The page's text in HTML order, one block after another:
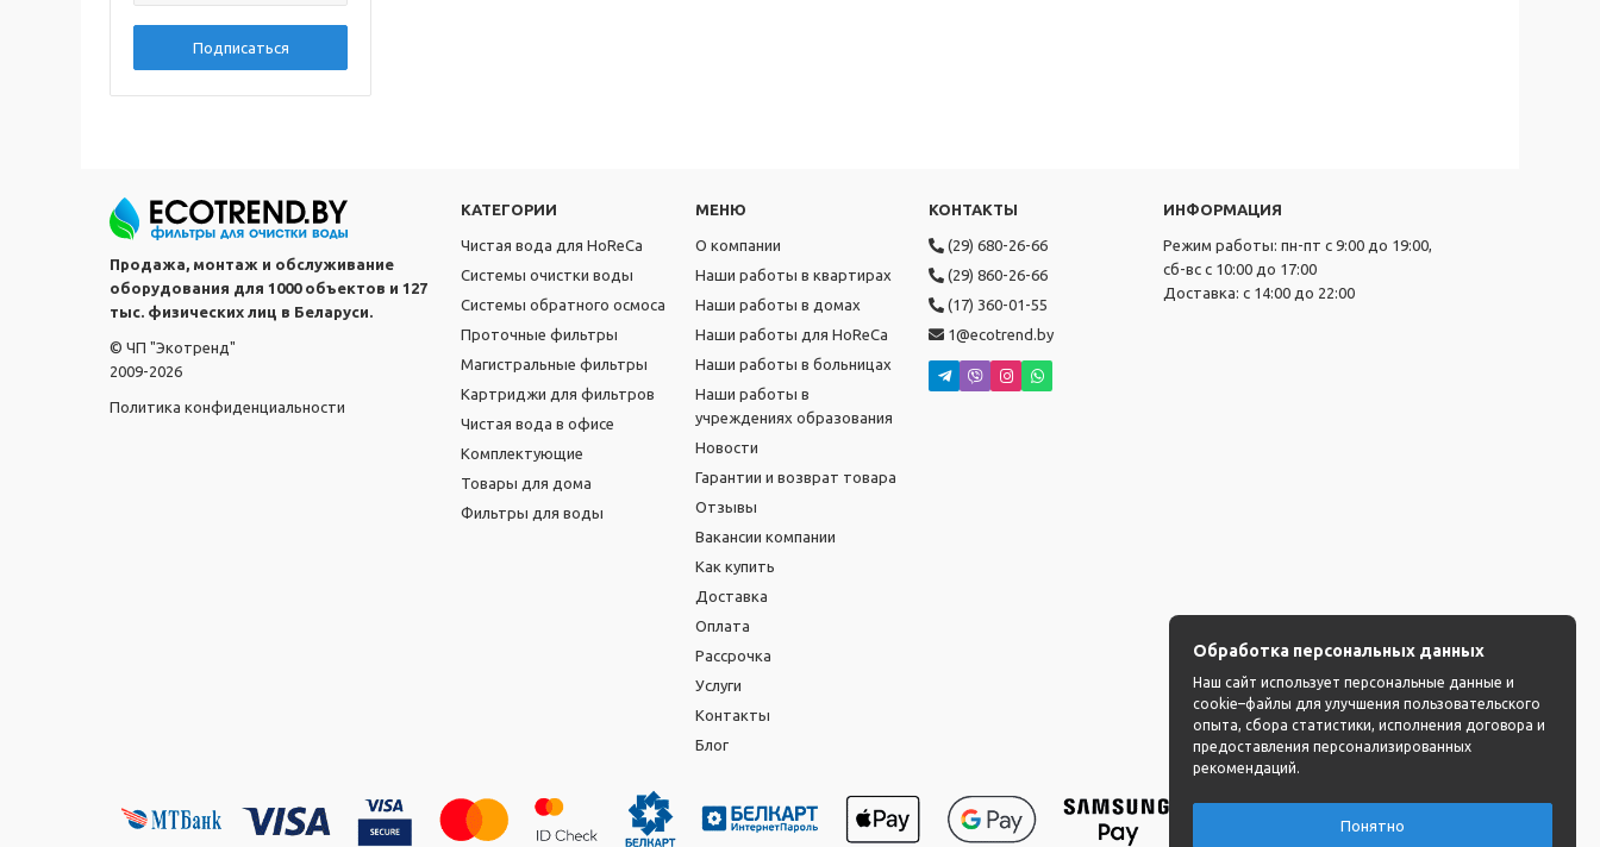
Подписаться
Продажа, монтаж и обслуживание
оборудования для 1000 объектов и 127
тыс. физических лиц в Беларуси.
© ЧП "Экотренд"
2009-2026
Политика конфиденциальности
КАТЕГОРИИ
Чистая вода для HoReCa
Системы очистки воды
Системы обратного осмоса
Проточные фильтры
Магистральные фильтры
Картриджи для фильтров
Чистая вода в офисе
Комплектующие
Товары для дома
Фильтры для воды
МЕНЮ
О компании
Наши работы в квартирах
Наши работы в домах
Наши работы для HoReCa
Наши работы в больницах
Наши работы в
учреждениях образования
Новости
Гарантии и возврат товара
Отзывы
Вакансии компании
Как купить
Доставка
Оплата
Рассрочка
Услуги
Контакты
Блог
КОНТАКТЫ
(29) 680-26-66
(29) 860-26-66
(17) 360-01-55
1@ecotrend.by
ИНФОРМАЦИЯ
Режим работы: пн-пт с 9:00 до 19:00,
сб-вс с 10:00 до 17:00
Доставка: с 14:00 до 22:00
Обработка персональных данных
Наш сайт использует персональные данные и
cookie–файлы для улучшения пользовательского
опыта, сбора статистики, исполнения договора и
предоставления персонализированных
рекомендаций.
Понятно